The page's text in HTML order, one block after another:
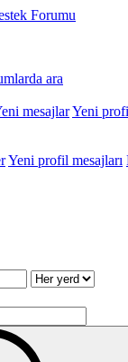
Forumu
ara
mesajlarYeni
Yeni profil mesajları